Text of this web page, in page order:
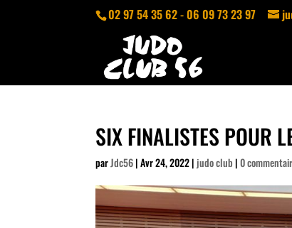
02 97 54 35 62 - 06 09 73 23 97
SIX FINALISTES POUR
parJdc56|Avr 24, 2022| judo club |0